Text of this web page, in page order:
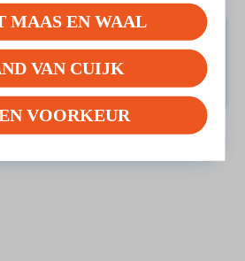
Maatjesproject
MAAS EN WAAL
VAN CUIJK
VOORKEUR